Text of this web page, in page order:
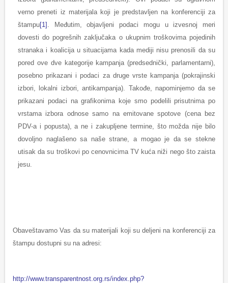
verno preneti iz materijala koji je predstavljen na konferenciji za
štampu[1] . Međutim, objavljeni podaci mogu u izvesnoj meri
dovesti do pogrešnih zaključaka o ukupnim troškovima pojedinih
stranaka i koalicija u situacijama kada mediji nisu prenosili da su
pored ove dve kategorije kampanja (predsednički, parlamentarni),
posebno prikazani i podaci za druge vrste kampanja (pokrajinski
izbori, lokalni izbori, antikampanja). Takođe, napominjemo da se
prikazani podaci na grafikonima koje smo podelili prisutnima po
vrstama izbora odnose samo na emitovane spotove (cena bez
PDV-a i popusta), a ne i zakupljene termine, što možda nije bilo
dovoljno naglašeno sa naše strane, a mogao je da se stekne
utisak da su troškovi po cenovnicima TV kuća niži nego što zaista
jesu.
Obaveštavamo Vas da su materijali koji su deljeni na konferenciji za
štampu dostupni su na adresi:
http://www.transparentnost.org.rs/index.php?